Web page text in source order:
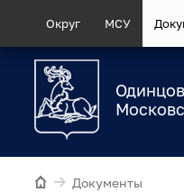
Округ МСУ
Документы